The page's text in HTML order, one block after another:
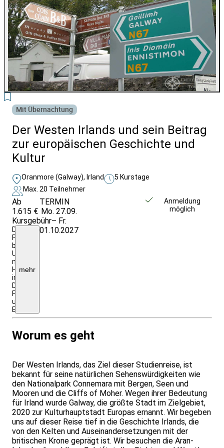
Mit Übernachtung
Der Westen Irlands und sein Beitrag
zur europäischen Geschichte und
Kultur
Oranmore (Galway), Irland
5 Kurstage
Max. 20 Teilnehmer
Ab
1.615 €
Kursgebühr
Der
Preis
beinhaltet
Unterbringung
mit
HP
im
DZ,
Flüge
und
Eintritte
mehr
TERMIN
Mo. 27.09.
– Fr.
01.10.2027
Anmeldung
möglich
Worum es geht
Der Westen Irlands, das Ziel dieser Studienreise, ist
bekannt für seine natürlichen Sehenswürdigkeiten wie
den Nationalpark Connemara mit Bergen, Seen und
Mooren und die Cliffs of Moher. Wegen ihrer Bedeutung
für Irland wurde Galway, die größte Stadt im Zielgebiet,
2020 zur Kulturhauptstadt Europas ernannt. Wir begeben
uns auf dieser Reise tief in die Geschichte Irlands, die
von den Kelten und Auseinandersetzungen mit der
britischen Krone geprägt ist. Wir besuchen die Aran-